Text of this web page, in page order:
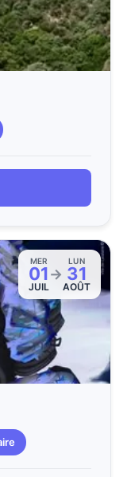
MER
01
JUIL
→
LUN
31
AOÛT